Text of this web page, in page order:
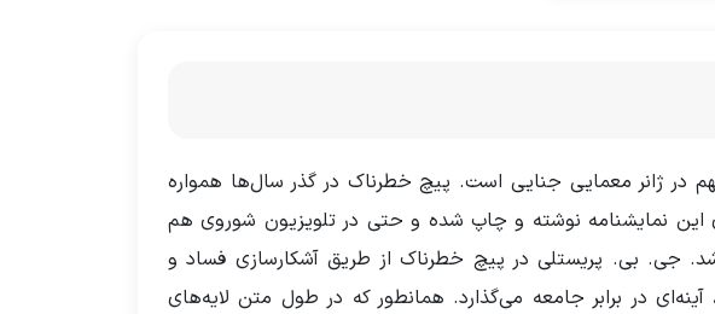
به امروز یکی از نمایشنامه‌های مهم در ژانر معمایی جنایی است. پیچ خطرناک در گذر سال‌ها همواره
نمایشنامه نوشته و چاپ شده و حتی در تلویزیون شوروی هم
جی. بی. پریستلی در پیچ خطرناک از طریق آشکارسازی فساد و
در برابر جامعه می‌گذارد. همانطور که در طول متن لایه‌های